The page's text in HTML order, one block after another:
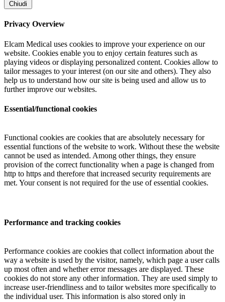
Chiudi
Privacy Overview
Elcam Medical uses cookies to improve your experience on our
website. Cookies enable you to enjoy certain features such as
playing videos or displaying personalized content. Cookies allow to
tailor messages to your interest (on our site and others). They also
help us to understand how our site is being used and allow us to
further improve our websites.
Essential/functional cookies
Functional cookies are cookies that are absolutely necessary for
essential functions of the website to work. Without these the website
cannot be used as intended. Among other things, they ensure
provision of the correct functionality when a page is changed from
http to https and therefore that increased security requirements are
met. Your consent is not required for the use of essential cookies.
Performance and tracking cookies
Performance cookies are cookies that collect information about the
way a website is used by the visitor, namely, which page a user calls
up most often and whether error messages are displayed. These
cookies do not store any other information. They are used simply to
increase user-friendliness and to tailor websites more specifically to
the individual user. This information is also stored only in